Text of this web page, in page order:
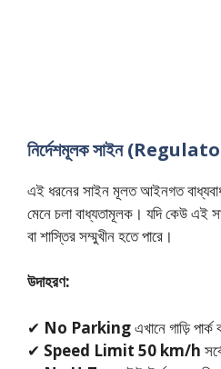
নির্দেশমূলক সাইন
এই ধরনের সাইন মূলত আইনগত
মেনে চলা বাধ্যতামূলক। যদি কেউ এই
বা শাস্তির সম্মুখীন হতে পারে।
উদাহরণ:
✔ No Parkingএখানে গাড়ি পার্ক
✔ Speed Limit 50 km/h